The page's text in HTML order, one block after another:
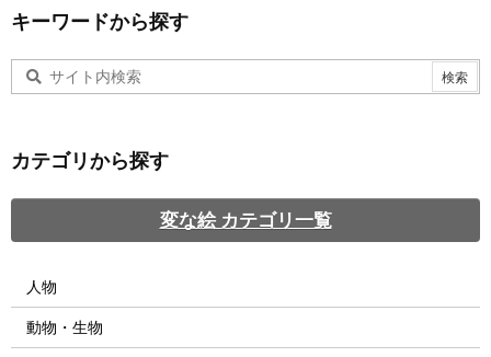
キーワードから探す
カテゴリから探す
変な絵 カテゴリ一覧
人物
動物・生物